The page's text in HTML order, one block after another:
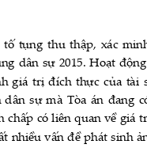
tụng thu thập, xác
dân sự 2015. Hoạt
giá trị đích thực của tài
sự mà Tòa án đang
có liên quan về giá
nhiều vấn đề phát sinh